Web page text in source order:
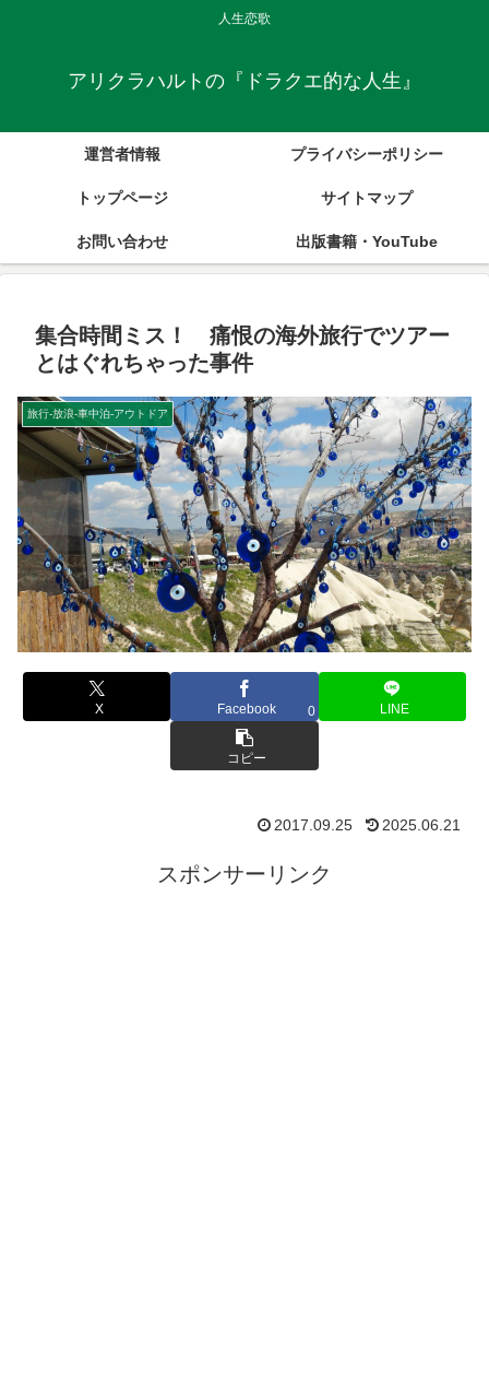
人生恋歌
アリクラハルトの『ドラクエ的な人生』
運営者情報 プライバシーポリシー
トップページ サイトマップ
お問い合わせ 出版書籍・YouTube
集合時間ミス！ 痛恨の海外旅行でツアー
とはぐれちゃった事件
旅行-放浪-車中泊-アウトドア
X Facebook 0 LINE
コピー
2017.09.25 2025.06.21
スポンサーリンク